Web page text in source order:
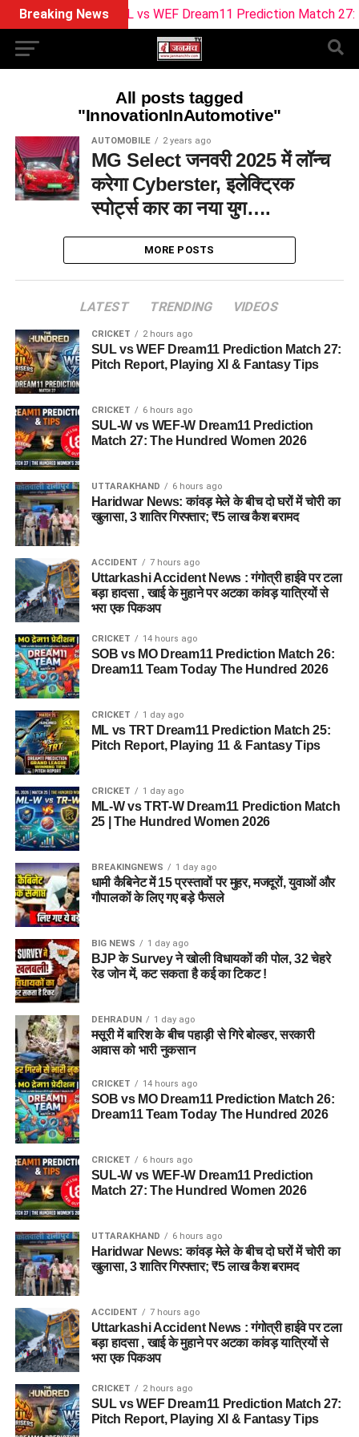
Breaking NewsSUL vs WEF Dream11 Prediction Match 27:
All posts tagged
"InnovationInAutomotive"
AUTOMOBILE 2 years ago
MG Select जनवरी 2025 में लॉन्च
करेगा Cyberster, इलेक्ट्रिक
स्पोर्ट्स कार का नया युग….
MORE POSTS
LATEST TRENDING VIDEOS
CRICKET 2 hours ago
SUL vs WEF Dream11 Prediction Match 27:
Pitch Report, Playing XI & Fantasy Tips
CRICKET 6 hours ago
SUL-W vs WEF-W Dream11 Prediction
Match 27: The Hundred Women 2026
UTTARAKHAND 6 hours ago
Haridwar News: कांवड़ मेले के बीच दो घरों में चोरी का
खुलासा, 3 शातिर गिरफ्तार; ₹5 लाख कैश बरामद
ACCIDENT 7 hours ago
Uttarkashi Accident News : गंगोत्री हाईवे पर टला
बड़ा हादसा , खाई के मुहाने पर अटका कांवड़ यात्रियों से
भरा एक पिकअप
CRICKET 14 hours ago
SOB vs MO Dream11 Prediction Match 26:
Dream11 Team Today The Hundred 2026
CRICKET 1 day ago
ML vs TRT Dream11 Prediction Match 25:
Pitch Report, Playing 11 & Fantasy Tips
CRICKET 1 day ago
ML-W vs TRT-W Dream11 Prediction Match
25 | The Hundred Women 2026
BREAKINGNEWS 1 day ago
धामी कैबिनेट में 15 प्रस्तावों पर मुहर, मजदूरों, युवाओं और
गौपालकों के लिए गए बड़े फैसले
BIG NEWS 1 day ago
BJP के Survey ने खोली विधायकों की पोल, 32 चेहरे
रेड जोन में, कट सकता है कई का टिकट !
DEHRADUN 1 day ago
मसूरी में बारिश के बीच पहाड़ी से गिरे बोल्डर, सरकारी
आवास को भारी नुकसान
CRICKET 14 hours ago
SOB vs MO Dream11 Prediction Match 26:
Dream11 Team Today The Hundred 2026
CRICKET 6 hours ago
SUL-W vs WEF-W Dream11 Prediction
Match 27: The Hundred Women 2026
UTTARAKHAND 6 hours ago
Haridwar News: कांवड़ मेले के बीच दो घरों में चोरी का
खुलासा, 3 शातिर गिरफ्तार; ₹5 लाख कैश बरामद
ACCIDENT 7 hours ago
Uttarkashi Accident News : गंगोत्री हाईवे पर टला
बड़ा हादसा , खाई के मुहाने पर अटका कांवड़ यात्रियों से
भरा एक पिकअप
CRICKET 2 hours ago
SUL vs WEF Dream11 Prediction Match 27:
Pitch Report, Playing XI & Fantasy Tips